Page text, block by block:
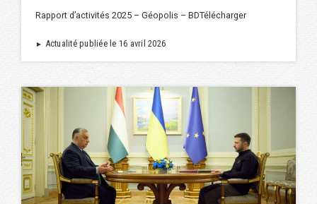
Rapport d’activités 2025 – Géopolis – BDTélécharger
► Actualité publiée le 16 avril 2026